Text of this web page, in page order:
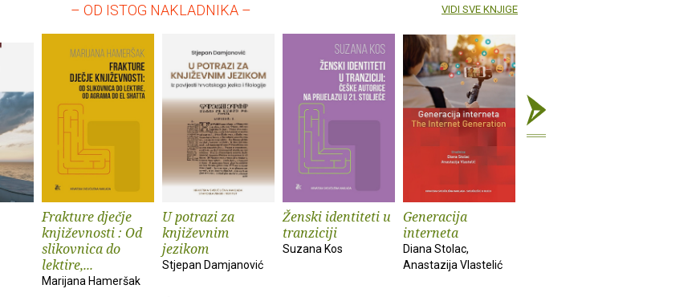
– OD ISTOG NAKLADNIKA –
Frakture dječje
književnosti : Od
slikovnica do
lektire,...
Marijana Hameršak
U potrazi za
književnim
jezikom
Stjepan Damjanović
Ženski identiteti u
tranziciji
Suzana Kos
Generacija
interneta
Diana Stolac,
Anastazija Vlastelić
VIDI SVE KNJIGE